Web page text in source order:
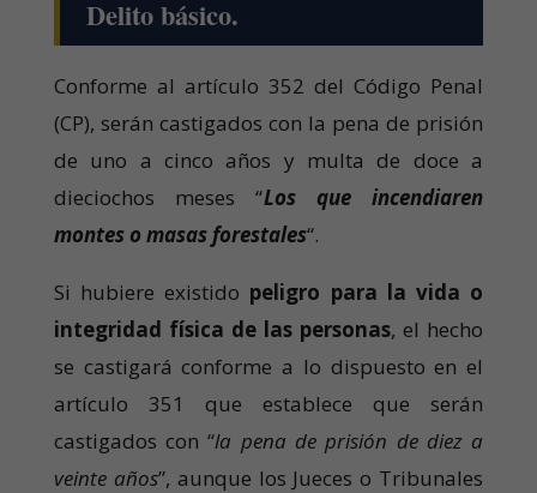
Delito básico.
Conforme al artículo 352 del Código Penal
(CP), serán castigados con la pena de prisión
de uno a cinco años y multa de doce a
dieciochos meses “Los que incendiaren
montes o masas forestales“.
Si hubiere existido peligro para la vida o
integridad física de las personas, el hecho
se castigará conforme a lo dispuesto en el
artículo 351 que establece que serán
castigados con “la pena de prisión de diez a
veinte años”, aunque los Jueces o Tribunales